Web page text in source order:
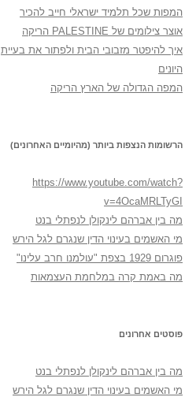
המפות שכל תלמיד ישראלי חייב להכיר
אוצר צילומים של PALESTINE הריקה
איך להיפטר מזבובי הבית ולפתור את בעיית
היונים
המפה הגדולה של הארץ הריקה
הרשומות הנצפות ביותר (מהיומיים האחרונים)
https://www.youtube.com/watch?
v=4OcaMRLTyGI
מה בין אברהם לינקולן לנפתלי בנט
מי האשמים בעינוי הדין שנגרם לגל הירש
פוגרום 1929 בצפת "עולמנו חרב עלינו"
מה באמת קרה במלחמת העצמאות
פוסטים אחרונים
מה בין אברהם לינקולן לנפתלי בנט
מי האשמים בעינוי הדין שנגרם לגל הירש